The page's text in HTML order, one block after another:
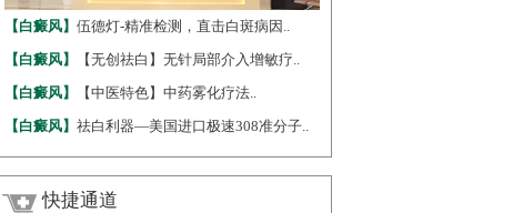
【白癜风】 伍德灯-精准检测，直击白斑病因..
【白癜风】
【无创祛白】无针局部介入增敏疗..
【白癜风】
【中医特色】中药雾化疗法..
【白癜风】 祛白利器—美国进口极速308准分子..
快捷通道